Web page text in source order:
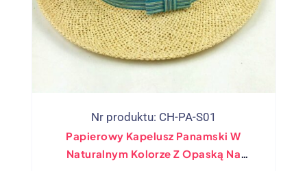
Nr produktu: CH-PA-S01
Papierowy Kapelusz Panamski W
Naturalnym Kolorze Z Opaską Na